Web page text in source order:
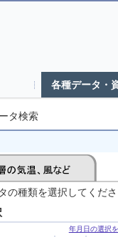
各種データ・
タ検索
の種類を選択してくだ
年月日の選択